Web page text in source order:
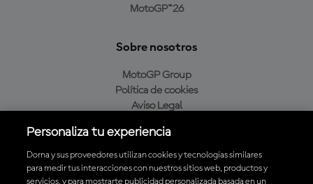
MotoGP™26
Sobre nosotros
MotoGP Group
Política de cookies
Aviso Legal
Política de compra
Personaliza tu experiencia
Dorna y sus proveedores utilizan cookies y tecnologías similares
para medir tus interacciones con nuestros sitios web, productos y
servicios, y para mostrarte publicidad personalizada basada en un